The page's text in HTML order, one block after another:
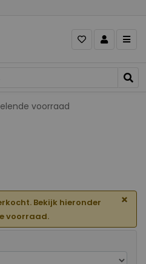
aanbod
Bekijk hieronder
voorraad.
×